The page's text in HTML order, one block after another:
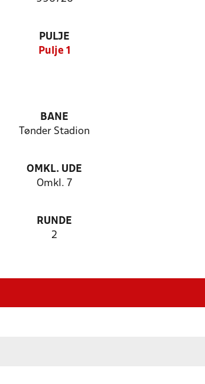
PULJE
Pulje 1
BANE
Tønder Stadion
OMKL. UDE
Omkl. 7
RUNDE
2